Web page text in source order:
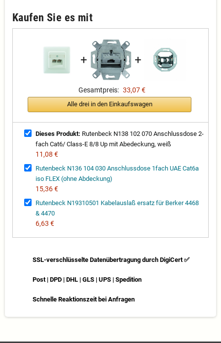
Kaufen Sie es mit
+ +
Gesamtpreis: 33,07 €
Alle drei in den Einkaufswagen
Dieses Produkt: Rutenbeck N138 102 070 Anschlussdose 2-
fach Cat6/ Class-E 8/8 Up mit Abedeckung, weiß
11,08 €
Rutenbeck N136 104 030 Anschlussdose 1fach UAE Cat6a
iso FLEX (ohne Abdeckung)
15,36 €
Rutenbeck N19310501 Kabelauslaß ersatz für Berker 4468
& 4470
6,63 €
SSL-verschlüsselte Datenübertragung durch DigiCert ✅
Post | DPD | DHL | GLS | UPS | Spedition
Schnelle Reaktionszeit bei Anfragen